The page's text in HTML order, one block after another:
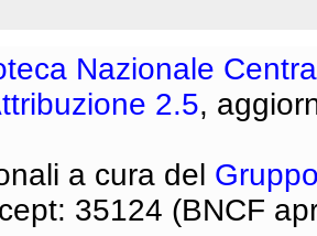
Nazionale
2.5,
a cura del
35124 (BNCF